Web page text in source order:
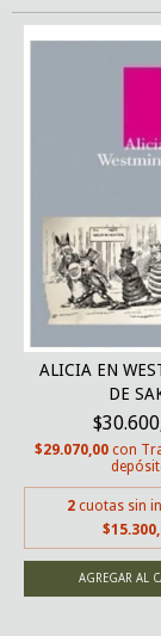
ALICIA EN
DE
$29.070,00 con
2 cuotas sin